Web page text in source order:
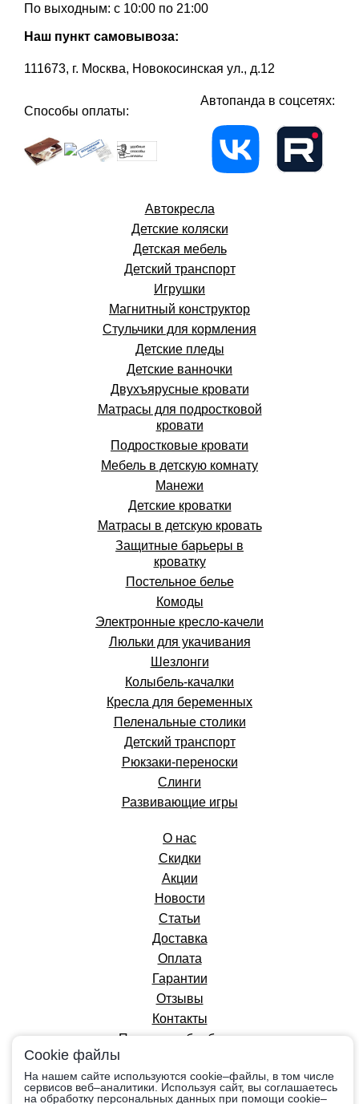
По выходным: с 10:00 по 21:00
Наш пункт самовывоза:
111673, г. Москва, Новокосинская ул., д.12
Способы оплаты:
Автопанда в соцсетях:
Автокресла
Детские коляски
Детская мебель
Детский транспорт
Игрушки
Магнитный конструктор
Стульчики для кормления
Детские пледы
Детские ванночки
Двухъярусные кровати
Матрасы для подростковой
кровати
Подростковые кровати
Мебель в детскую комнату
Манежи
Детские кроватки
Матрасы в детскую кровать
Защитные барьеры в
кроватку
Постельное белье
Комоды
Электронные кресло-качели
Люльки для укачивания
Шезлонги
Колыбель-качалки
Кресла для беременных
Пеленальные столики
Детский транспорт
Рюкзаки-переноски
Слинги
Развивающие игры
О нас
Скидки
Акции
Новости
Статьи
Доставка
Оплата
Гарантии
Отзывы
Контакты
Политика обработки
персональных данных
Cookie файлы
На нашем сайте используются cookie–файлы, в том числе
сервисов веб–аналитики. Используя сайт, вы соглашаетесь
на обработку персональных данных при помощи cookie–